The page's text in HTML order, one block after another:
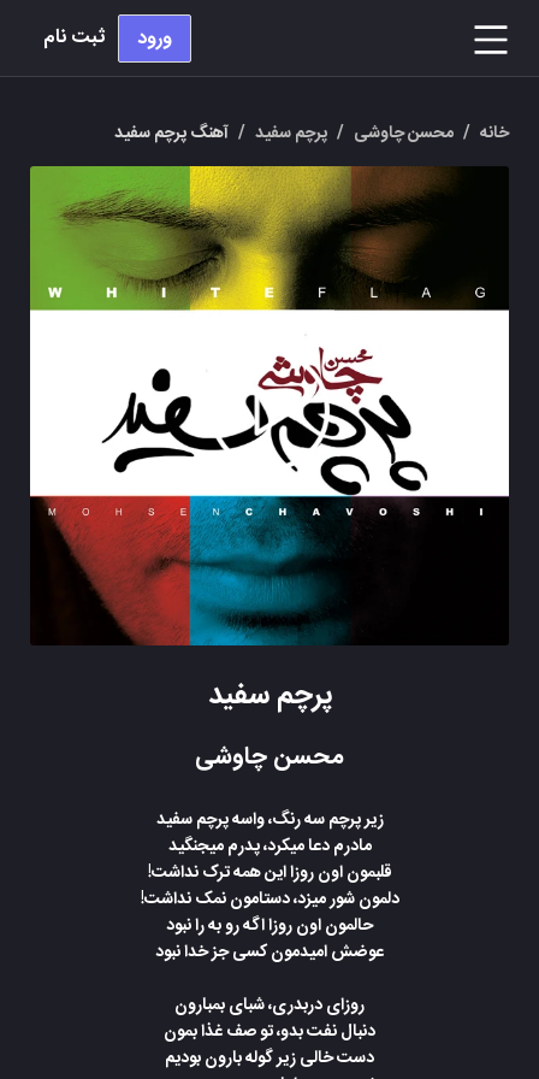
ورود ثبت نام
خانه / محسن چاوشی / پرچم سفید / آهنگ پرچم سفید
پرچم سفید
محسن چاوشی
زیر پرچم سه رنگ، واسه پرچم سفید
مادرم دعا میکرد، پدرم میجنگید
قلبمون اون روزا این همه ترک نداشت!
دلمون شور میزد، دستامون نمک نداشت!
حالمون اون روزا اگه رو به را نبود
عوضش امیدمون کسی جز خدا نبود
روزای دربدری، شبای بمبارون
دنبال نفت بدو، تو صف غذا بمون
دست خالی زیر گوله بارون بودیم